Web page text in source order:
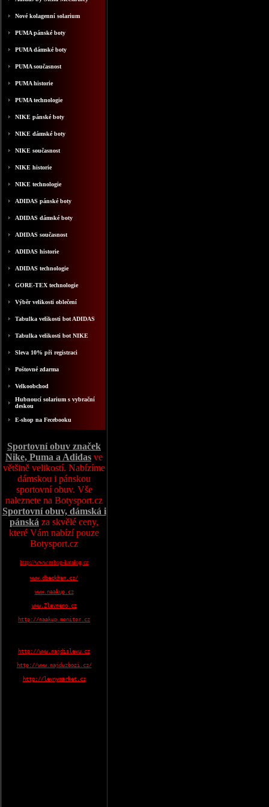
Nové kolagenní solarium
PUMA pánské boty
PUMA dámské boty
PUMA současnost
PUMA historie
PUMA technologie
NIKE pánské boty
NIKE dámské boty
NIKE současnost
NIKE historie
NIKE technologie
ADIDAS pánské boty
ADIDAS dámské boty
ADIDAS současnost
ADIDAS historie
ADIDAS technologie
GORE-TEX technologie
Výběr velikosti oblečení
Tabulka velikosti bot ADIDAS
Tabulka velikosti bot NIKE
Sleva 10% při registraci
Poštovné zdarma
Velkoobchod
Hubnoucí solarium s vybrační
deskou
E-shop na Fecebooku
Sportovní obuv značek
Nike, Puma a Adidas ve
většině velikostí. Nabízíme
dámskou i pánskou
sportovní obuv. Vše
naleznete na Botysport.cz
Sportovní obuv, dámská i
pánská za skvělé ceny,
které Vám nabízí pouze
Botysport.cz
http://www.eshop-katalog.cz
www.dbeckham.cz/
www.naakup.cz
www.Zlevneno.cz
http://naakup.monitor.cz
http://www.najdislevu.cz
http://www.najduzbozi.cz/
http://levnymarket.cz